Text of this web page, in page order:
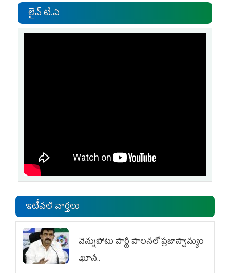
లైవ్ టి.వి
ఇటీవలి వార్తలు
వెన్నుపోటు పార్టీ పాలనలో ప్రజాస్వామ్యం
ఖూనీ..